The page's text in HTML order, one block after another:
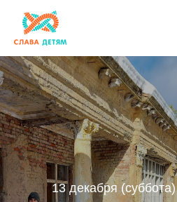
13 декабря (суббота)